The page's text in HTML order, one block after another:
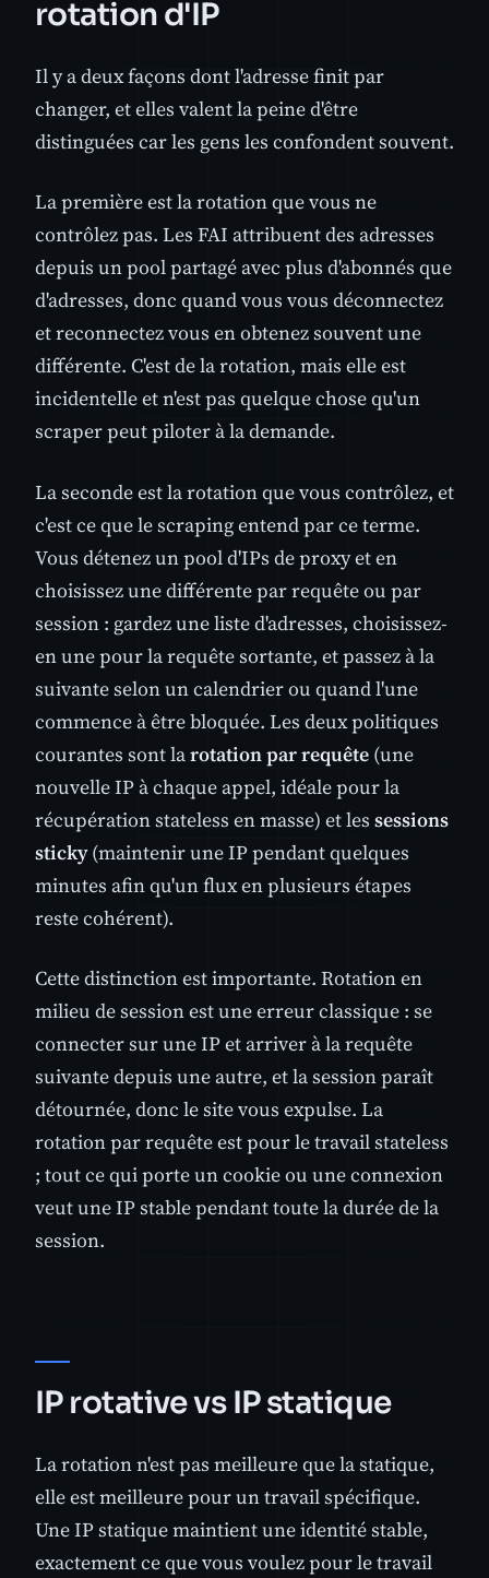
rotation d'IP
Il y a deux façons dont l'adresse finit par
changer, et elles valent la peine d'être
distinguées car les gens les confondent souvent.
La première est la rotation que vous ne
contrôlez pas. Les FAI attribuent des adresses
depuis un pool partagé avec plus d'abonnés que
d'adresses, donc quand vous vous déconnectez
et reconnectez vous en obtenez souvent une
différente. C'est de la rotation, mais elle est
incidentelle et n'est pas quelque chose qu'un
scraper peut piloter à la demande.
La seconde est la rotation que vous contrôlez, et
c'est ce que le scraping entend par ce terme.
Vous détenez un pool d'IPs de proxy et en
choisissez une différente par requête ou par
session : gardez une liste d'adresses, choisissez-
en une pour la requête sortante, et passez à la
suivante selon un calendrier ou quand l'une
commence à être bloquée. Les deux politiques
courantes sont larotation par requête (une
nouvelle IP à chaque appel, idéale pour la
récupération stateless en masse) et les sessions
sticky(maintenir une IP pendant quelques
minutes afin qu'un flux en plusieurs étapes
reste cohérent).
Cette distinction est importante. Rotation en
milieu de session est une erreur classique : se
connecter sur une IP et arriver à la requête
suivante depuis une autre, et la session paraît
détournée, donc le site vous expulse. La
rotation par requête est pour le travail stateless
; tout ce qui porte un cookie ou une connexion
veut une IP stable pendant toute la durée de la
session.
IP rotative vs IP statique
La rotation n'est pas meilleure que la statique,
elle est meilleure pour un travail spécifique.
Une IP statique maintient une identité stable,
exactement ce que vous voulez pour le travail